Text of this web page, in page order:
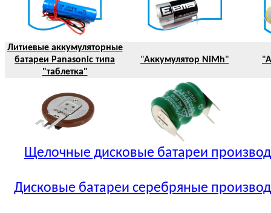
Литиевые аккумуляторные
батареи Panasonic типа
"таблетка"
"Аккумулятор NiMh" "
Щелочные дисковые батареи
Дисковые батареи серебряные